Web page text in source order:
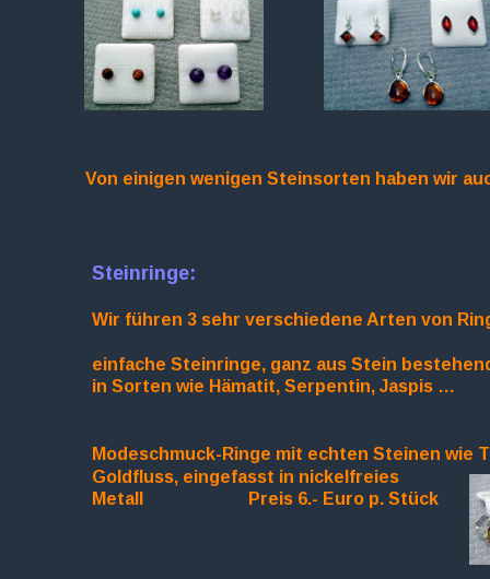
Von einigen wenigen Steinsorten haben wir
Steinringe:
Wir führen 3 sehr verschiedene Arten von
einfache Steinringe, ganz aus Stein
in Sorten wie Hämatit, Serpentin, Jaspis …
Modeschmuck-Ringe mit echten Steinen wie
Goldfluss, eingefasst in nickelfreies
Metall                        Preis 6.- Euro p. Stück